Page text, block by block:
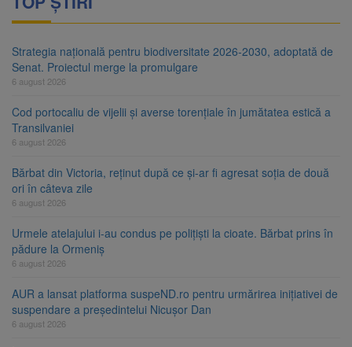
Strategia națională pentru biodiversitate 2026-2030, adoptată de
Senat. Proiectul merge la promulgare
6 august 2026
Cod portocaliu de vijelii și averse torențiale în jumătatea estică a
Transilvaniei
6 august 2026
Bărbat din Victoria, reținut după ce și-ar fi agresat soția de două
ori în câteva zile
6 august 2026
Urmele atelajului i-au condus pe polițiști la cioate. Bărbat prins în
pădure la Ormeniș
6 august 2026
AUR a lansat platforma suspeND.ro pentru urmărirea inițiativei de
suspendare a președintelui Nicușor Dan
6 august 2026